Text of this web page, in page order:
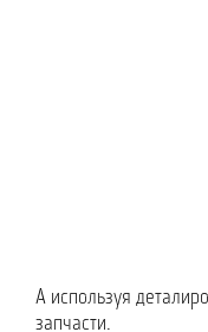
А используя
запчасти.